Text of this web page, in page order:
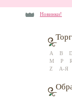
Новинки!
A B
M
P R
Z
А-Я